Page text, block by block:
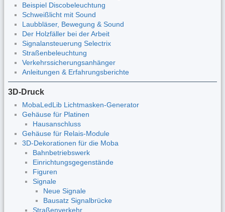
Beispiel Discobeleuchtung
Schweißlicht mit Sound
Laubbläser, Bewegung & Sound
Der Holzfäller bei der Arbeit
Signalansteuerung Selectrix
Straßenbeleuchtung
Verkehrssicherungsanhänger
Anleitungen & Erfahrungsberichte
3D-Druck
MobaLedLib Lichtmasken-Generator
Gehäuse für Platinen
Hausanschluss
Gehäuse für Relais-Module
3D-Dekorationen für die Moba
Bahnbetriebswerk
Einrichtungsgegenstände
Figuren
Signale
Neue Signale
Bausatz Signalbrücke
Straßenverkehr